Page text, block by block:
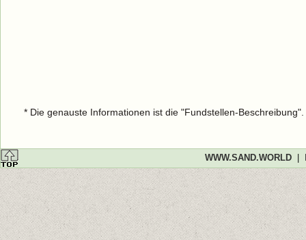
* Die genauste Informationen ist die "Fundstellen-
WWW.SAND.WORLD|